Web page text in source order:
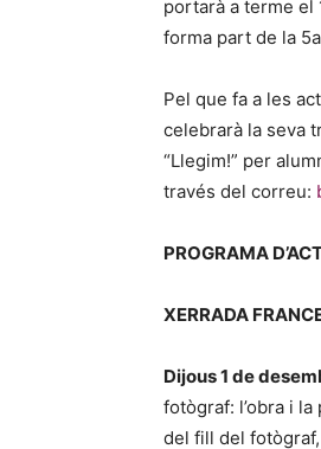
portarà a terme el
forma part de la
Pel que fa a les
celebrarà la seva
“Llegim!” per
través del correu:
PROGRAMA
XERRADA
Dijous 1 de
fotògraf: l’obra i
del fill del fotògraf,